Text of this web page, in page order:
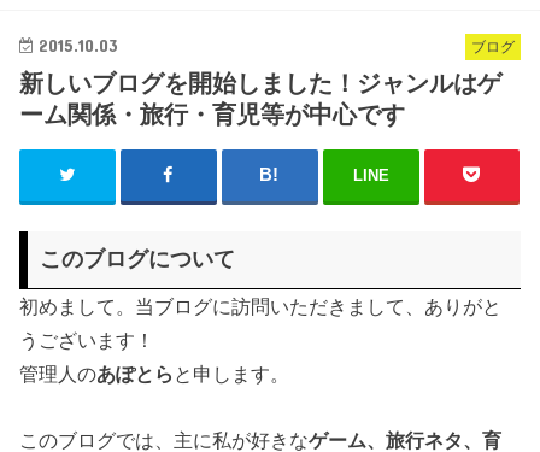
ブログ
2015.10.03
新しいブログを開始しました！ジャンルはゲ
ーム関係・旅行・育児等が中心です
LINE
このブログについて
初めまして。当ブログに訪問いただきまして、ありがと
うございます！
管理人のあぽとら と申します。
このブログでは、主に私が好きなゲーム、旅行ネタ、育